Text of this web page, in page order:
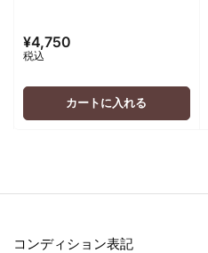
通
常
価
¥4,750
税込
カートに入れる
コンディション表記